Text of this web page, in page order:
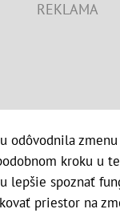
odôvodnila
kroku u
lepšie spoznať
priestor na